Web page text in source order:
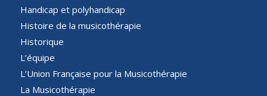
Handicap et polyhandicap
Histoire de la musicothérapie
Historique
L’équipe
L’Union Française pour la Musicothérapie
La Musicothérapie